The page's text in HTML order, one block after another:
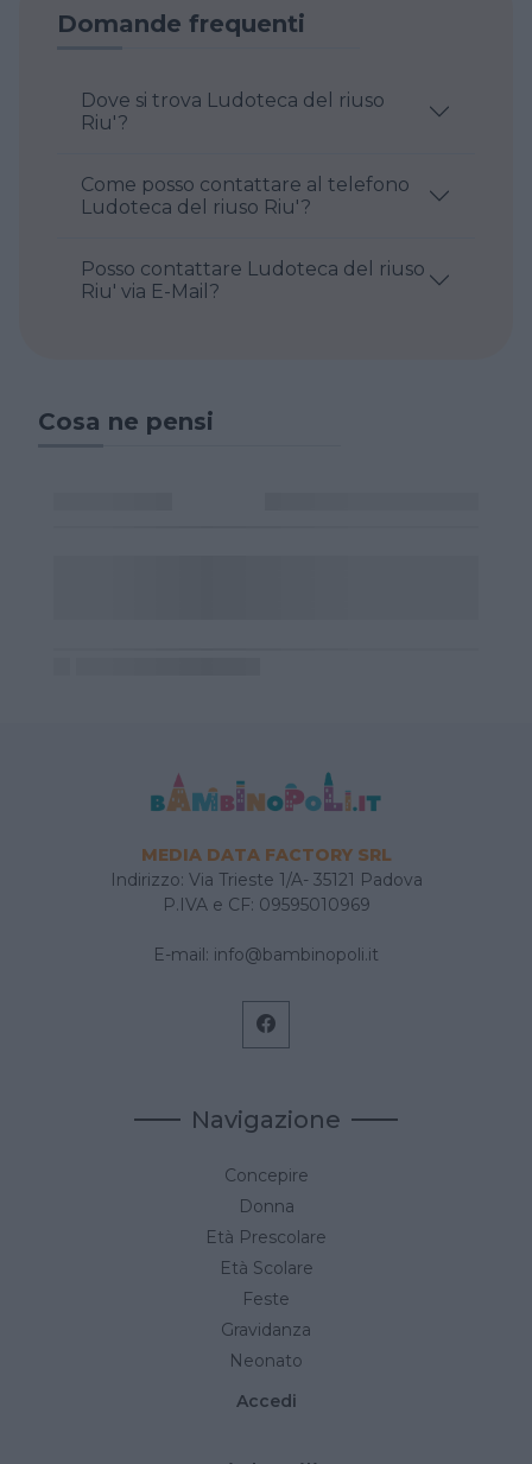
Domande frequenti
Dove si trova Ludoteca del riuso
Riu'?
Come posso contattare al telefono
Ludoteca del riuso Riu'?
Posso contattare Ludoteca del riuso
Riu' via E-Mail?
Cosa ne pensi
MEDIA DATA FACTORY SRL
Indirizzo: Via Trieste 1/A- 35121 Padova
P.IVA e CF: 09595010969
E-mail: info@bambinopoli.it
Navigazione
Concepire
Donna
Età Prescolare
Età Scolare
Feste
Gravidanza
Neonato
Accedi